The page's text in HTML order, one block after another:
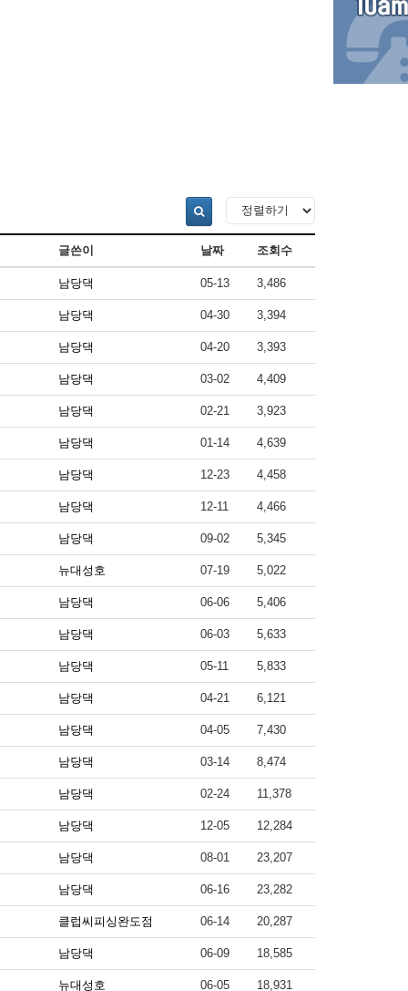
글쓴이 날짜 조회수
남당댁 05-13 3,486
남당댁 04-30 3,394
남당댁 04-20 3,393
남당댁 03-02 4,409
남당댁 02-21 3,923
남당댁 01-14 4,639
남당댁 12-23 4,458
남당댁 12-11 4,466
남당댁 09-02 5,345
뉴대성호 07-19 5,022
남당댁 06-06 5,406
남당댁 06-03 5,633
남당댁 05-11 5,833
남당댁 04-21 6,121
남당댁 04-05 7,430
남당댁 03-14 8,474
남당댁 02-24 11,378
남당댁 12-05 12,284
남당댁 08-01 23,207
남당댁 06-16 23,282
클럽씨피싱완도점 06-14 20,287
남당댁 06-09 18,585
뉴대성호 06-05 18,931